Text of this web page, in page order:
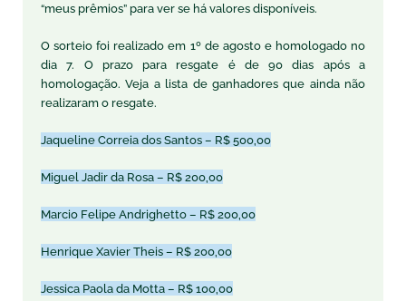
“meus prêmios” para ver se há valores disponíveis.
O sorteio foi realizado em 1º de agosto e homologado no
dia 7. O prazo para resgate é de 90 dias após a
homologação. Veja a lista de ganhadores que ainda não
realizaram o resgate.
Jaqueline Correia dos Santos – R$ 500,00
Miguel Jadir da Rosa – R$ 200,00
Marcio Felipe Andrighetto – R$ 200,00
Henrique Xavier Theis – R$ 200,00
Jessica Paola da Motta – R$ 100,00